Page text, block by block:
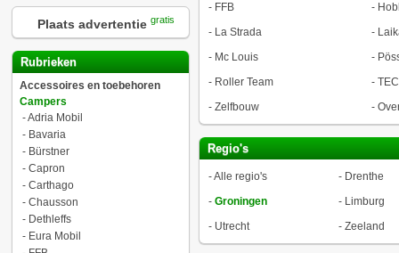
Plaats advertentie gratis
Rubrieken
Accessoires en toebehoren
Campers
-Adria Mobil
- Bavaria
- Bürstner
- Capron
- Carthago
- Chausson
- Dethleffs
- Eura Mobil
- FFB -
- La Strada -
- Mc Louis -
- Roller Team - TEC
- Zelfbouw -
Regio's
-Alle regio's - Drenthe
- Groningen - Limburg
- Utrecht - Zeeland